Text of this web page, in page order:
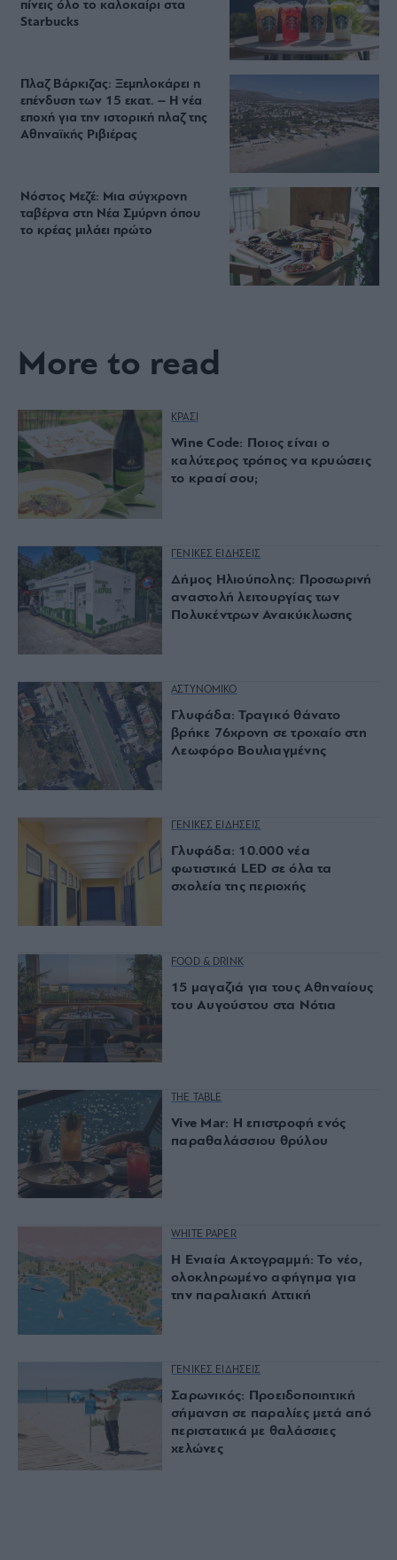
πίνεις όλο το καλοκαίρι στα
Starbucks
Πλαζ Βάρκιζας: Ξεμπλοκάρει η
επένδυση των 15 εκατ. – Η νέα
εποχή για την ιστορική πλαζ της
Αθηναϊκής Ριβιέρας
Νόστος Μεζέ: Μια σύγχρονη
ταβέρνα στη Νέα Σμύρνη όπου
το κρέας μιλάει πρώτο
More to read
ΚΡΑΣΙ
Wine Code: Ποιος είναι ο
καλύτερος τρόπος να κρυώσεις
το κρασί σου;
ΓΕΝΙΚΕΣ ΕΙΔΗΣΕΙΣ
Δήμος Ηλιούπολης: Προσωρινή
αναστολή λειτουργίας των
Πολυκέντρων Ανακύκλωσης
ΑΣΤΥΝΟΜΙΚΟ
Γλυφάδα: Τραγικό θάνατο
βρήκε 76χρονη σε τροχαίο στη
Λεωφόρο Βουλιαγμένης
ΓΕΝΙΚΕΣ ΕΙΔΗΣΕΙΣ
Γλυφάδα: 10.000 νέα
φωτιστικά LED σε όλα τα
σχολεία της περιοχής
FOOD & DRINK
15 μαγαζιά για τους Αθηναίους
του Αυγούστου στα Νότια
THE TABLE
Vive Mar: Η επιστροφή ενός
παραθαλάσσιου θρύλου
WHITE PAPER
Η Ενιαία Ακτογραμμή: Το νέο,
ολοκληρωμένο αφήγημα για
την παραλιακή Αττική
ΓΕΝΙΚΕΣ ΕΙΔΗΣΕΙΣ
Σαρωνικός: Προειδοποιητική
σήμανση σε παραλίες μετά από
περιστατικά με θαλάσσιες
χελώνες